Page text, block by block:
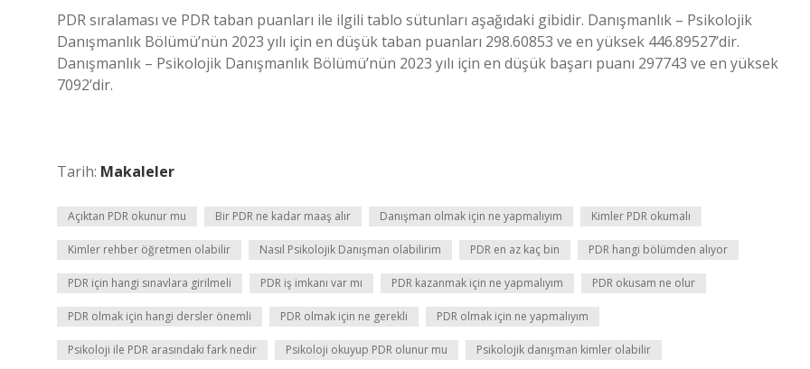
PDR sıralaması ve PDR taban puanları ile ilgili tablo sütunları aşağıdaki gibidir. Danışmanlık – Psikolojik
Danışmanlık Bölümü’nün 2023 yılı için en düşük taban puanları 298.60853 ve en yüksek 446.89527’dir.
Danışmanlık – Psikolojik Danışmanlık Bölümü’nün 2023 yılı için en düşük başarı puanı 297743 ve en yüksek
7092’dir.
Tarih: Makaleler
Açıktan PDR okunur mu Bir PDR ne kadar maaş alır Danışman olmak için ne yapmalıyım Kimler PDR okumalı
Kimler rehber öğretmen olabilir Nasıl Psikolojik Danışman olabilirim PDR en az kaç bin PDR hangi bölümden alıyor
PDR için hangi sınavlara girilmeli PDR iş imkanı var mı PDR kazanmak için ne yapmalıyım PDR okusam ne olur
PDR olmak için hangi dersler önemli PDR olmak için ne gerekli PDR olmak için ne yapmalıyım
Psikoloji ile PDR arasındaki fark nedir Psikoloji okuyup PDR olunur mu Psikolojik danışman kimler olabilir